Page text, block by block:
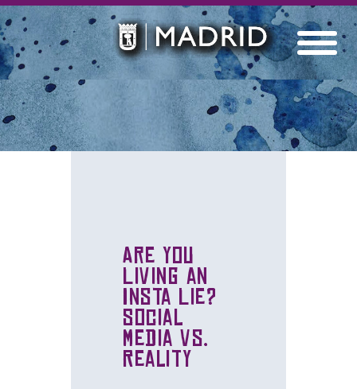
Are You
Living an
Insta Lie?
Social
Media Vs.
Reality